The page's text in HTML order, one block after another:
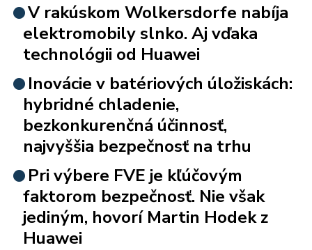
V rakúskom Wolkersdorfe nabíja
elektromobily slnko. Aj vďaka
technológii od Huawei
Inovácie v batériových úložiskách:
hybridné chladenie,
bezkonkurenčná účinnosť,
najvyššia bezpečnosť na trhu
Pri výbere FVE je kľúčovým
faktorom bezpečnosť. Nie však
jediným, hovorí Martin Hodek z
Huawei